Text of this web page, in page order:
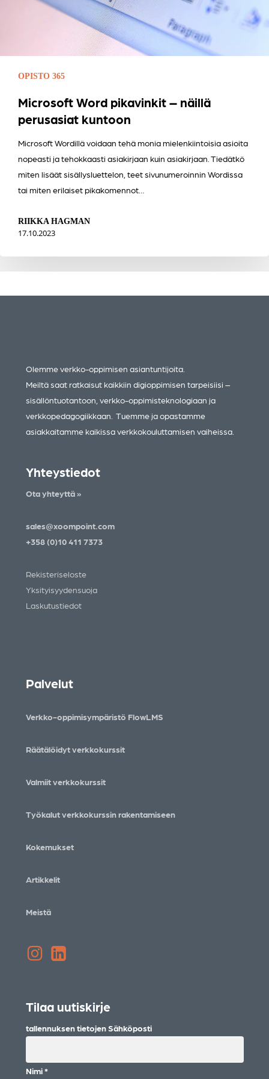
OPISTO 365
Microsoft Word pikavinkit – näillä
perusasiat kuntoon
Microsoft Wordillä voidaan tehä monia mielenkiintoisia asioita
nopeasti ja tehokkaasti asiakirjaan kuin asiakirjaan. Tiedätkö
miten lisäät sisällysluettelon, teet sivunumeroinnin Wordissa
tai miten erilaiset pikakomennot…
RIIKKA HAGMAN
17.10.2023
Olemme verkko-oppimisen asiantuntijoita.
Meiltä saat ratkaisut kaikkiin digioppimisen tarpeisiisi –
sisällöntuotantoon, verkko-oppimisteknologiaan ja
verkkopedagogiikkaan. Tuemme ja opastamme
asiakkaitamme kaikissa verkkokouluttamisen vaiheissa.
Yhteystiedot
Ota yhteyttä »
sales@xoompoint.com
+358 (0)10 411 7373
Rekisteriseloste
Yksityisyydensuoja
Laskutustiedot
Palvelut
Verkko-oppimisympäristö FlowLMS
Räätälöidyt verkkokurssit
Valmiit verkkokurssit
Työkalut verkkokurssin rakentamiseen
Kokemukset
Artikkelit
Meistä
Instagram
LinkedIn
Tilaa uutiskirje
tallennuksen tietojen Sähköposti
Nimi*